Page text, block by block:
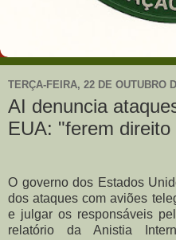
TERÇA-FEIRA, 22 DE OUTUBRO
AI denuncia
EUA: "ferem
O governo dos Estados
dos ataques com aviões
e julgar os responsáveis
relatório da Anistia